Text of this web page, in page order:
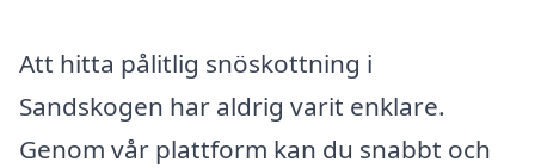
Att hitta pålitlig snöskottning i
Sandskogen har aldrig varit enklare.
Genom vår plattform kan du snabbt och